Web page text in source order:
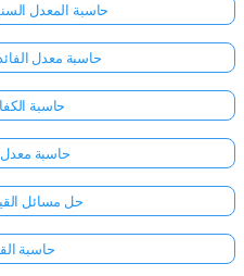
حاسبة المعدل
حاسبة معدل
حاسبة
حاسبة معدل
حل مسائل
حاسبة